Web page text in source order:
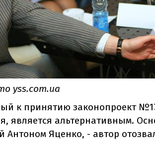
yss.com.ua
к принятию законопроект
является альтернативным.
Яценко, - автор